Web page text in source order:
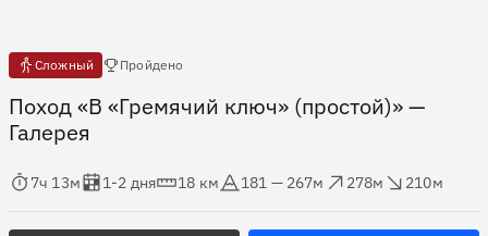
Сложный Пройдено
Поход «В «Гремячий ключ» (простой)»—
Галерея
в пути
7ч 13м
Оценка в днях
1-2 дня
18 км
181 — 267м
278м
210м